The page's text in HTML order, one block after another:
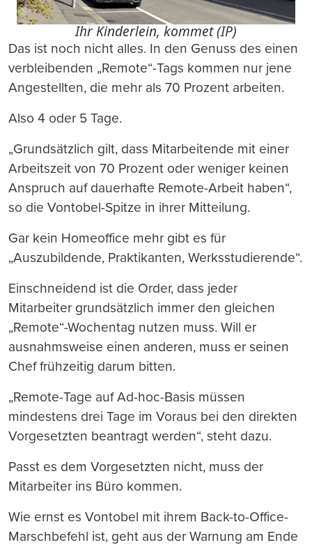
Ihr Kinderlein, kommet (IP)
Das ist noch nicht alles. In den Genuss des einen
verbleibenden „Remote“-Tags kommen nur jene
Angestellten, die mehr als 70 Prozent arbeiten.
Also 4 oder 5 Tage.
„Grundsätzlich gilt, dass Mitarbeitende mit einer
Arbeitszeit von 70 Prozent oder weniger keinen
Anspruch auf dauerhafte Remote-Arbeit haben“,
so die Vontobel-Spitze in ihrer Mitteilung.
Gar kein Homeoffice mehr gibt es für
„Auszubildende, Praktikanten, Werksstudierende“.
Einschneidend ist die Order, dass jeder
Mitarbeiter grundsätzlich immer den gleichen
„Remote“-Wochentag nutzen muss. Will er
ausnahmsweise einen anderen, muss er seinen
Chef frühzeitig darum bitten.
„Remote-Tage auf Ad-hoc-Basis müssen
mindestens drei Tage im Voraus bei den direkten
Vorgesetzten beantragt werden“, steht dazu.
Passt es dem Vorgesetzten nicht, muss der
Mitarbeiter ins Büro kommen.
Wie ernst es Vontobel mit ihrem Back-to-Office-
Marschbefehl ist, geht aus der Warnung am Ende